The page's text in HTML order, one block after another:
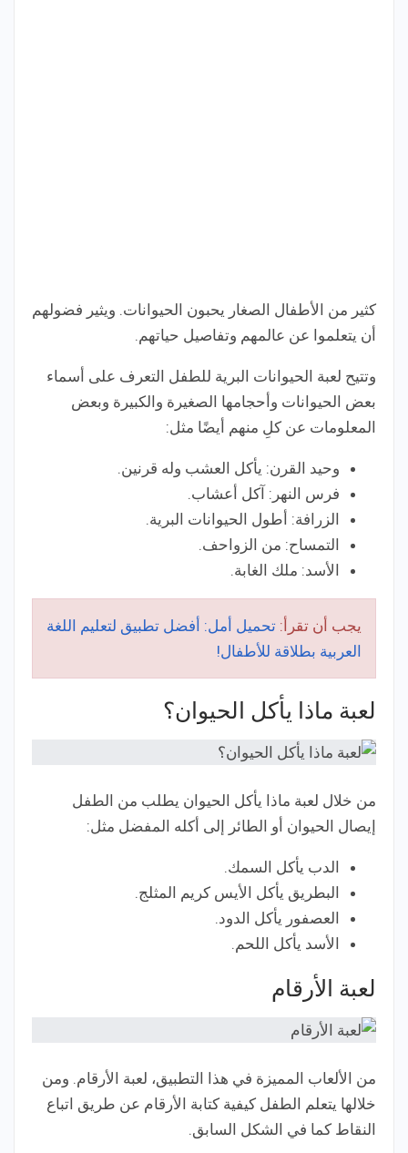
كثير من الأطفال الصغار يحبون الحيوانات. ويثير فضولهم
أن يتعلموا عن عالمهم وتفاصيل حياتهم.
وتتيح لعبة الحيوانات البرية للطفل التعرف على أسماء
بعض الحيوانات وأحجامها الصغيرة والكبيرة وبعض
المعلومات عن كلِ منهم أيضًا مثل:
وحيد القرن: يأكل العشب وله قرنين.
فرس النهر: آكل أعشاب.
الزرافة: أطول الحيوانات البرية.
التمساح: من الزواحف.
الأسد: ملك الغابة.
يجب أن تقرأ: تحميل أمل: أفضل تطبيق لتعليم اللغة
العربية بطلاقة للأطفال!
لعبة ماذا يأكل الحيوان؟
من خلال لعبة ماذا يأكل الحيوان يطلب من الطفل
إيصال الحيوان أو الطائر إلى أكله المفضل مثل:
الدب يأكل السمك.
البطريق يأكل الأيس كريم المثلج.
العصفور يأكل الدود.
الأسد يأكل اللحم.
لعبة الأرقام
من الألعاب المميزة في هذا التطبيق، لعبة الأرقام. ومن
خلالها يتعلم الطفل كيفية كتابة الأرقام عن طريق اتباع
النقاط كما في الشكل السابق.